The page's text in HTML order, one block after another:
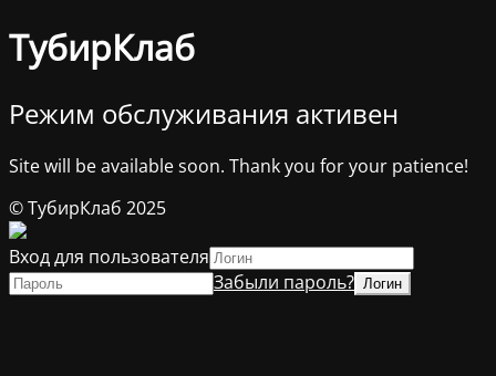
ТубирКлаб
Режим обслуживания активен
Site will be available soon. Thank you for your patience!
© ТубирКлаб 2025
Вход для пользователя
Забыли пароль?